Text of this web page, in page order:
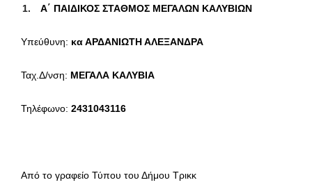
Α΄ ΠΑΙΔΙΚΟΣ ΣΤΑΘΜΟΣ ΜΕΓΑΛΩΝ ΚΑΛΥΒΙΩΝ
Υπεύθυνη: κα ΑΡΔΑΝΙΩΤΗ ΑΛΕΞΑΝΔΡΑ
Ταχ.Δ/νση: ΜΕΓΑΛΑ ΚΑΛΥΒΙΑ
Τηλέφωνο: 2431043116
Από το γραφείο Τύπου του Δήμου Τρικκ